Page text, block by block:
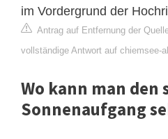
im Vordergrund der
Antrag auf Entfernung der
vollständige Antwort auf chiemsee-
Wo kann man den
Sonnenaufgang